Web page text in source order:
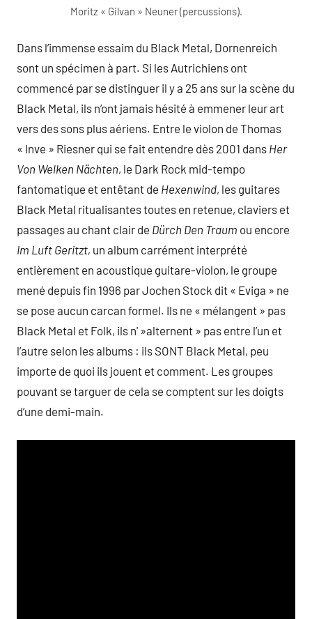
Moritz « Gilvan » Neuner (percussions).
Dans l’immense essaim du Black Metal, Dornenreich
sont un spécimen à part. Si les Autrichiens ont
commencé par se distinguer il y a 25 ans sur la scène du
Black Metal, ils n’ont jamais hésité à emmener leur art
vers des sons plus aériens. Entre le violon de Thomas
« Inve » Riesner qui se fait entendre dès 2001 dans Her
Von Welken Nächten, le Dark Rock mid-tempo
fantomatique et entêtant de Hexenwind, les guitares
Black Metal ritualisantes toutes en retenue, claviers et
passages au chant clair de Dürch Den Traum ou encore
Im Luft Geritzt, un album carrément interprété
entièrement en acoustique guitare-violon, le groupe
mené depuis fin 1996 par Jochen Stock dit « Eviga » ne
se pose aucun carcan formel. Ils ne « mélangent » pas
Black Metal et Folk, ils n' »alternent » pas entre l’un et
l’autre selon les albums : ils SONT Black Metal, peu
importe de quoi ils jouent et comment. Les groupes
pouvant se targuer de cela se comptent sur les doigts
d’une demi-main.